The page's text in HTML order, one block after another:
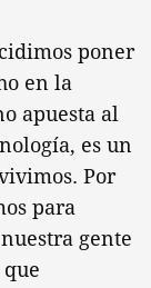
poner
en la
apuesta al
es un
Por
para
gente